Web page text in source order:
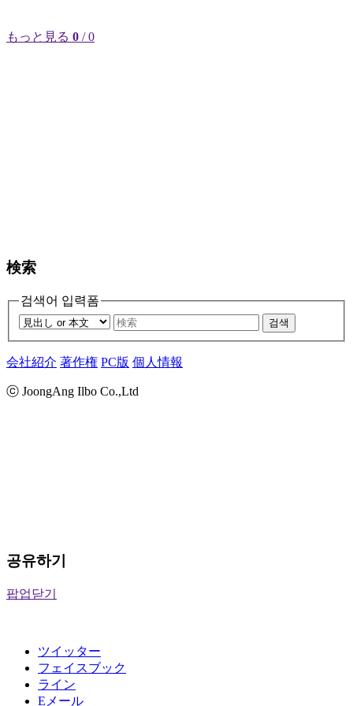
もっと見る 0 / 0
検索
검색어 입력폼
검색
会社紹介 著作権 PC版 個人情報
ⓒ JoongAng Ilbo Co.,Ltd
공유하기
팝업닫기
ツイッター
フェイスブック
ライン
Eメール